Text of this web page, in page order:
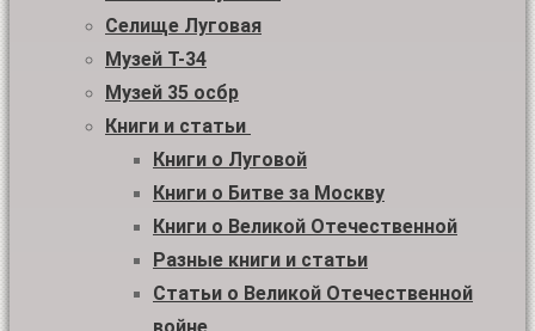
Селище Луговая
Музей Т-34
Музей 35 осбр
Книги и статьи
Книги о Луговой
Книги о Битве за Москву
Книги о Великой Отечественной
Разные книги и статьи
Статьи о Великой Отечественной
войне